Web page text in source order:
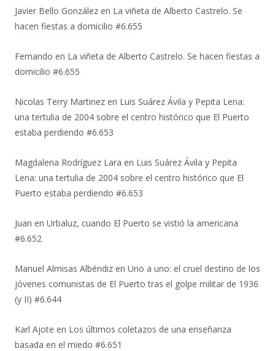
Javier Bello González en La viñeta de Alberto Castrelo. Se
hacen fiestas a domicilio #6.655
Fernando en La viñeta de Alberto Castrelo. Se hacen fiestas a
domicilio #6.655
Nicolas Terry Martinez en Luis Suárez Ávila y Pepita Lena:
una tertulia de 2004 sobre el centro histórico que El Puerto
estaba perdiendo #6.653
Magdalena Rodríguez Lara en Luis Suárez Ávila y Pepita
Lena: una tertulia de 2004 sobre el centro histórico que El
Puerto estaba perdiendo #6.653
Juan en Urbaluz, cuando El Puerto se vistió la americana
#6.652
Manuel Almisas Albéndiz en Uno a uno: el cruel destino de los
jóvenes comunistas de El Puerto tras el golpe militar de 1936
(y II) #6.644
Karl Ajote en Los últimos coletazos de una enseñanza
basada en el miedo #6.651